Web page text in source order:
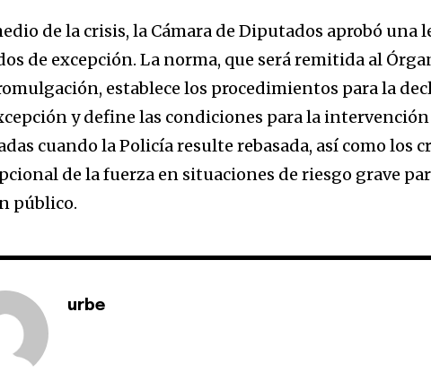
de la crisis, la Cámara de Diputados aprobó una
de excepción. La norma, que será remitida al
establece los procedimientos para la
y define las condiciones para la intervención
cuando la Policía resulte rebasada, así como los
de la fuerza en situaciones de riesgo grave
público.
urbe